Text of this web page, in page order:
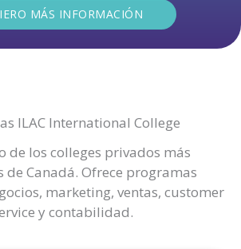
MÁS INFORMACIÓN
ILAC International College
de los colleges privados más
de Canadá. Ofrece programas
marketing, ventas, customer
y contabilidad.